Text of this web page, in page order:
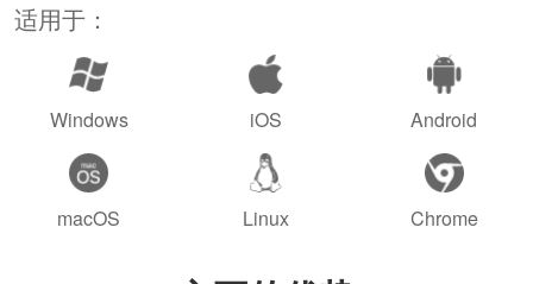
适用于：
Windows iOS Android
macOS Linux Chrome